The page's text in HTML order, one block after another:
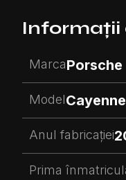
Informații
MarcaPorsche
ModelCayenne
Anul fabricației
Prima